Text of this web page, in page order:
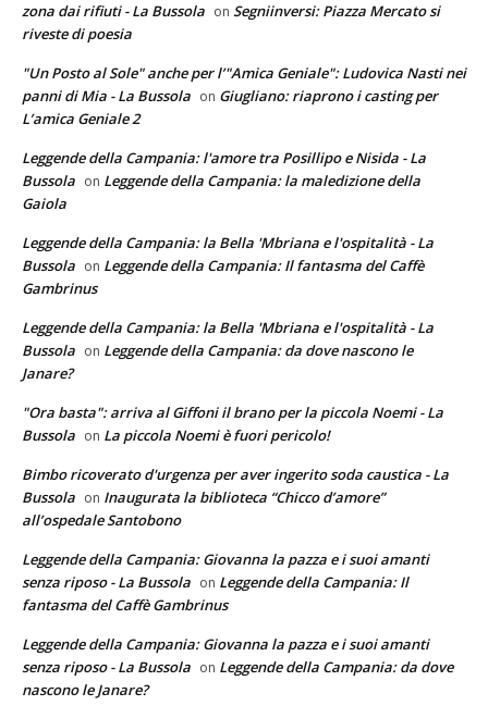
zona dai rifiuti - La Bussola on Segniinversi: Piazza Mercato si
riveste di poesia
"Un Posto al Sole" anche per l’"Amica Geniale": Ludovica Nasti nei
panni di Mia - La Bussola on Giugliano: riaprono i casting per
L’amica Geniale 2
Leggende della Campania: l'amore tra Posillipo e Nisida - La
Bussola on Leggende della Campania: la maledizione della
Gaiola
Leggende della Campania: la Bella 'Mbriana e l'ospitalità - La
Bussola on Leggende della Campania: Il fantasma del Caffè
Gambrinus
Leggende della Campania: la Bella 'Mbriana e l'ospitalità - La
Bussola on Leggende della Campania: da dove nascono le
Janare?
"Ora basta": arriva al Giffoni il brano per la piccola Noemi - La
Bussola on La piccola Noemi è fuori pericolo!
Bimbo ricoverato d'urgenza per aver ingerito soda caustica - La
Bussola on Inaugurata la biblioteca “Chicco d’amore”
all’ospedale Santobono
Leggende della Campania: Giovanna la pazza e i suoi amanti
senza riposo - La Bussola on Leggende della Campania: Il
fantasma del Caffè Gambrinus
Leggende della Campania: Giovanna la pazza e i suoi amanti
senza riposo - La Bussola on Leggende della Campania: da dove
nascono le Janare?